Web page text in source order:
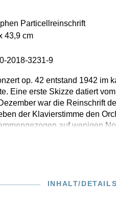
STRAUSS
Particellreinschrift
43,9 cm
2018-3231-9
op. 42 entstand 1942 im
Eine erste Skizze datiert
war die Reinschrift
der Klavierstimme den
auf wenigen
sämtliche Angaben zur
Ausgabe veröffentlicht.
INHALT/DETAILS